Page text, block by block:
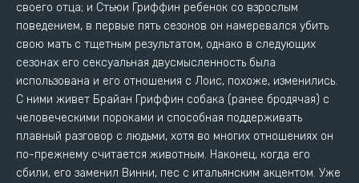
своего отца; и Стьюи Гриффин ребенок со взрослым
поведением, в первые пять сезонов он намеревался убить
свою мать с тщетным результатом, однако в следующих
сезонах его сексуальная двусмысленность была
использована и его отношения с Лоис, похоже, изменились.
С ними живет Брайан Гриффин собака (ранее бродячая) с
человеческими пороками и способная поддерживать
плавный разговор с людьми, хотя во многих отношениях он
по-прежнему считается животным. Наконец, когда его
сбили, его заменил Винни, пес с итальянским акцентом. Уже